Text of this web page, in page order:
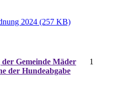
2024 (257 KB)
Gemeinde Mäder
der Hundeabgabe
1